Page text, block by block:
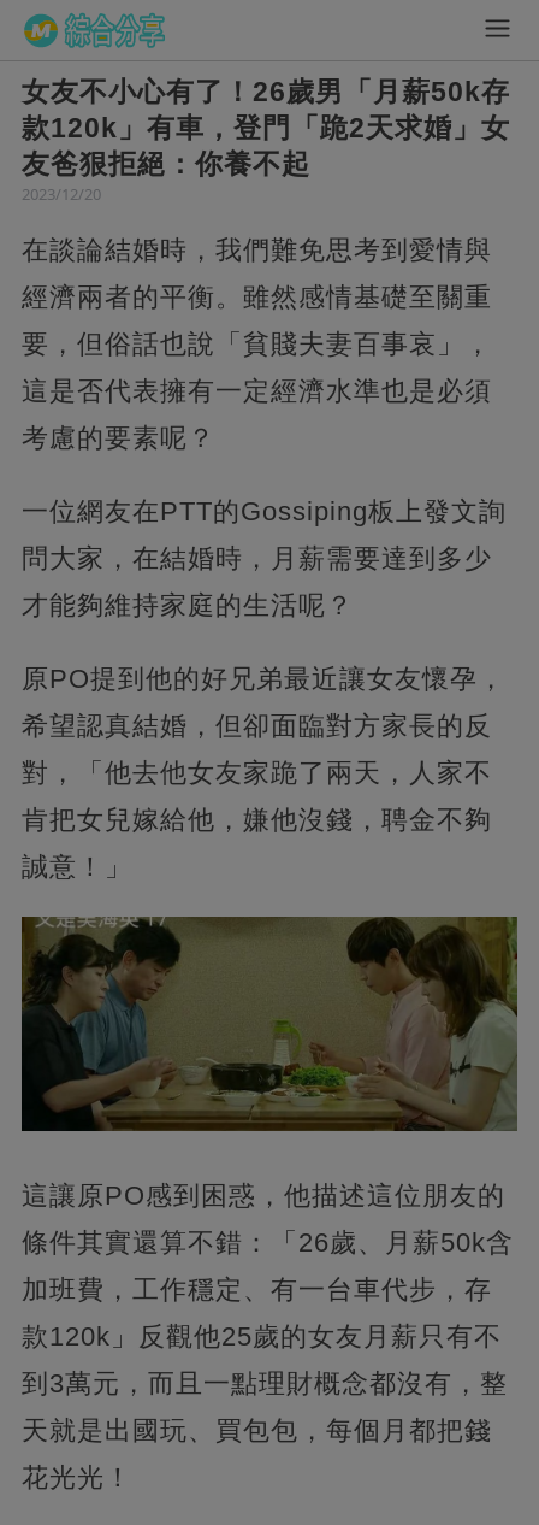
女友不小心有了！26歲男「月薪50k存
款120k」有車，登門「跪2天求婚」女
友爸狠拒絕：你養不起
2023/12/20
在談論結婚時，我們難免思考到愛情與
經濟兩者的平衡。雖然感情基礎至關重
要，但俗話也說「貧賤夫妻百事哀」，
這是否代表擁有一定經濟水準也是必須
考慮的要素呢？
一位網友在PTT的Gossiping板上發文詢
問大家，在結婚時，月薪需要達到多少
才能夠維持家庭的生活呢？
原PO提到他的好兄弟最近讓女友懷孕，
希望認真結婚，但卻面臨對方家長的反
對，「他去他女友家跪了兩天，人家不
肯把女兒嫁給他，嫌他沒錢，聘金不夠
誠意！」
這讓原PO感到困惑，他描述這位朋友的
條件其實還算不錯：「26歲、月薪50k含
加班費，工作穩定、有一台車代步，存
款120k」反觀他25歲的女友月薪只有不
到3萬元，而且一點理財概念都沒有，整
天就是出國玩、買包包，每個月都把錢
花光光！